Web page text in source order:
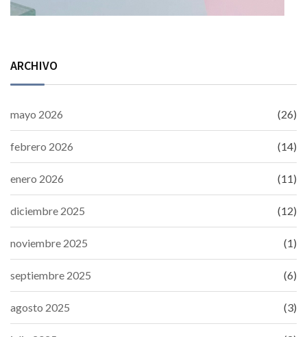
ARCHIVO
mayo 2026 (26)
febrero 2026 (14)
enero 2026 (11)
diciembre 2025 (12)
noviembre 2025 (1)
septiembre 2025 (6)
agosto 2025 (3)